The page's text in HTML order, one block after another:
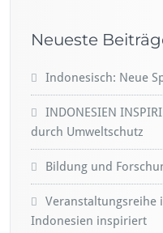
Neueste
Indonesisch: Neue
INDONESIEN
durch Umweltschutz
Bildung und
Veranstaltungsreihe
Indonesien inspiriert